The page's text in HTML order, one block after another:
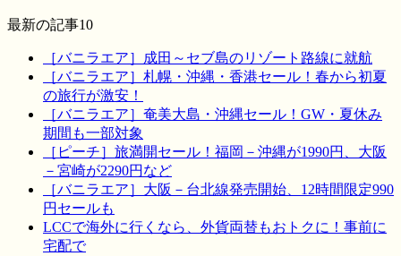
最新の記事10
［バニラエア］成田～セブ島のリゾート路線に就航
［バニラエア］札幌・沖縄・香港セール！春から初夏
の旅行が激安！
［バニラエア］奄美大島・沖縄セール！GW・夏休み
期間も一部対象
［ピーチ］旅満開セール！福岡－沖縄が1990円、大阪
－宮崎が2290円など
［バニラエア］大阪－台北線発売開始、12時間限定990
円セールも
LCCで海外に行くなら、外貨両替もおトクに！事前に
宅配で